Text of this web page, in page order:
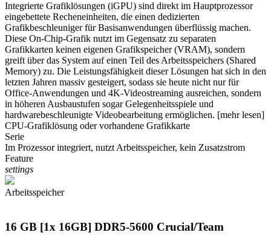
Integrierte Grafiklösungen (iGPU) sind direkt im Hauptprozessor
eingebettete Recheneinheiten, die einen dedizierten
Grafikbeschleuniger für Basisanwendungen überflüssig machen.
Diese On-Chip-Grafik nutzt im Gegensatz zu separaten
Grafikkarten keinen eigenen Grafikspeicher (VRAM), sondern
greift über das System auf einen Teil des Arbeitsspeichers (Shared
Memory) zu. Die Leistungsfähigkeit dieser Lösungen hat sich in den
letzten Jahren massiv gesteigert, sodass sie heute nicht nur für
Office-Anwendungen und 4K-Videostreaming ausreichen, sondern
in höheren Ausbaustufen sogar Gelegenheitsspiele und
hardwarebeschleunigte Videobearbeitung ermöglichen. [mehr lesen]
CPU-Grafiklösung oder vorhandene Grafikkarte
Serie
Im Prozessor integriert, nutzt Arbeitsspeicher, kein Zusatzstrom
Feature
settings
Arbeitsspeicher
16 GB [1x 16GB] DDR5-5600 Crucial/Team